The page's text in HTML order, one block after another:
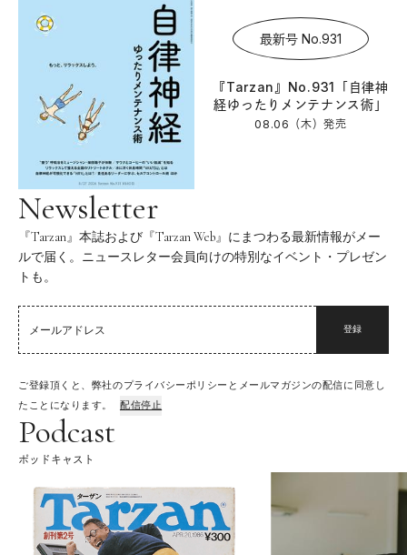
最新号 No.931
『Tarzan』No.931「自律神
経ゆったりメンテナンス術」
08.06（木）発売
Newsletter
『Tarzan』本誌および『Tarzan Web』にまつわる最新情報がメー
ルで届く。ニュースレター会員向けの特別なイベント・プレゼン
トも。
登録
ご登録頂くと、弊社のプライバシーポリシーとメールマガジンの配信に同意し
たことになります。
配信停止
Podcast
ポッドキャスト